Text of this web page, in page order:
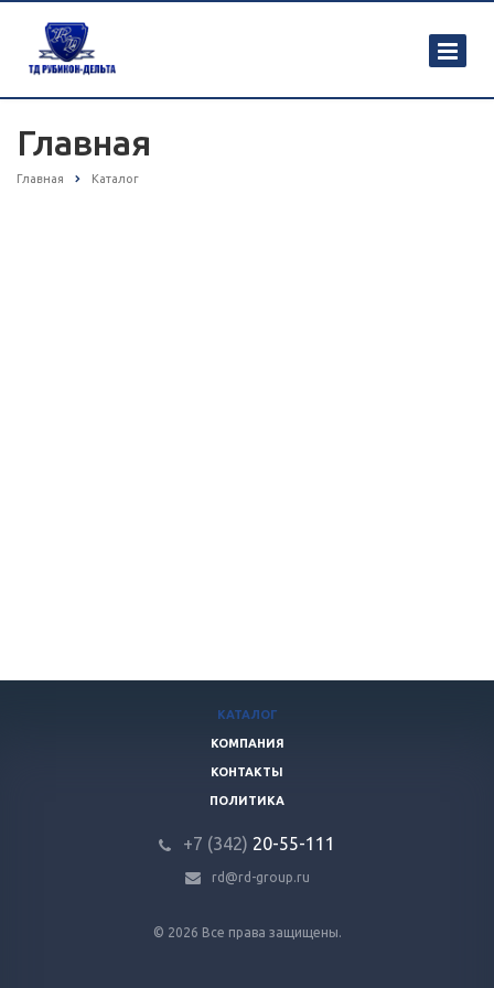
Главная
Главная Каталог
© 2026 Все права защищены.
КАТАЛОГ
КОМПАНИЯ
КОНТАКТЫ
ПОЛИТИКА
+7 (342) 20-55-111
rd@rd-group.ru